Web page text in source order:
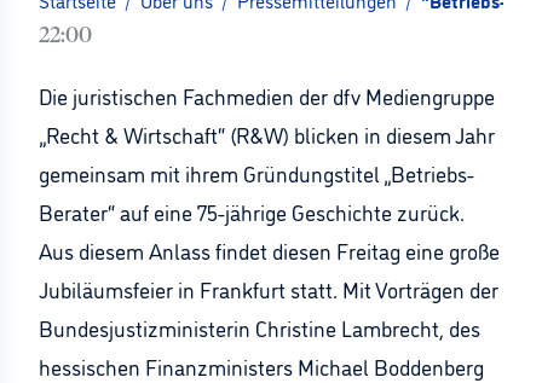
22:00
Die juristischen Fachmedien der dfv Mediengruppe
„Recht & Wirtschaft“ (R&W) blicken in diesem Jahr
gemeinsam mit ihrem Gründungstitel „Betriebs-
Berater“ auf eine 75-jährige Geschichte zurück.
Aus diesem Anlass findet diesen Freitag eine große
Jubiläumsfeier in Frankfurt statt. Mit Vorträgen der
Bundesjustizministerin Christine Lambrecht, des
hessischen Finanzministers Michael Boddenberg